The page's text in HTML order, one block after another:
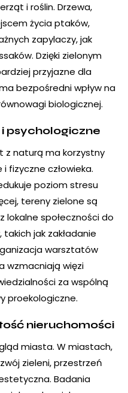
i roślin. Drzewa,
życia ptaków,
zapylaczy, jak
Dzięki zielonym
przyjazne dla
bezpośredni wpływ na
biologicznej.
psychologiczne
z naturą ma korzystny
fizyczne człowieka.
poziom stresu
tereny zielone są
lokalne społeczności do
jak zakładanie
warsztatów
wzmacniają więzi
za wspólną
proekologiczne.
nieruchomości
miasta. W miastach,
zieleni, przestrzeń
Badania